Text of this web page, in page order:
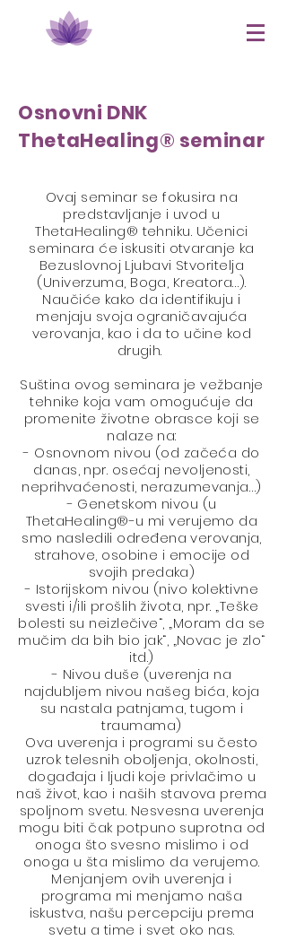
Osnovni DNK
ThetaHealing®​ seminar
Ovaj seminar se fokusira na
predstavljanje i uvod u
ThetaHealing® tehniku. Učenici
seminara će iskusiti otvaranje ka
Bezuslovnoj Ljubavi Stvoritelja
(Univerzuma, Boga, Kreatora…).
Naučiće kako da identifikuju i
menjaju svoja ograničavajuća
verovanja, kao i da to učine kod
drugih.
Suština ovog seminara je vežbanje
tehnike koja vam omogućuje da
promenite životne obrasce koji se
nalaze na:
- Osnovnom nivou (od začeća do
danas, npr. osećaj nevoljenosti,
neprihvaćenosti, nerazumevanja…)
- Genetskom nivou (u
ThetaHealing®-u mi verujemo da
smo nasledili određena verovanja,
strahove, osobine i emocije od
svojih predaka)
- Istorijskom nivou (nivo kolektivne
svesti i/ili prošlih života, npr. „Teške
bolesti su neizlečive“, „Moram da se
mučim da bih bio jak“, „Novac je zlo“
itd.)
- Nivou duše (uverenja na
najdubljem nivou našeg bića, koja
su nastala patnjama, tugom i
traumama)
Ova uverenja i programi su često
uzrok telesnih oboljenja, okolnosti,
događaja i ljudi koje privlačimo u
naš život, kao i naših stavova prema
spoljnom svetu. Nesvesna uverenja
mogu biti čak potpuno suprotna od
onoga što svesno mislimo i od
onoga u šta mislimo da verujemo.
Menjanjem ovih uverenja i
programa mi menjamo naša
iskustva, našu percepciju prema
svetu a time i svet oko nas.